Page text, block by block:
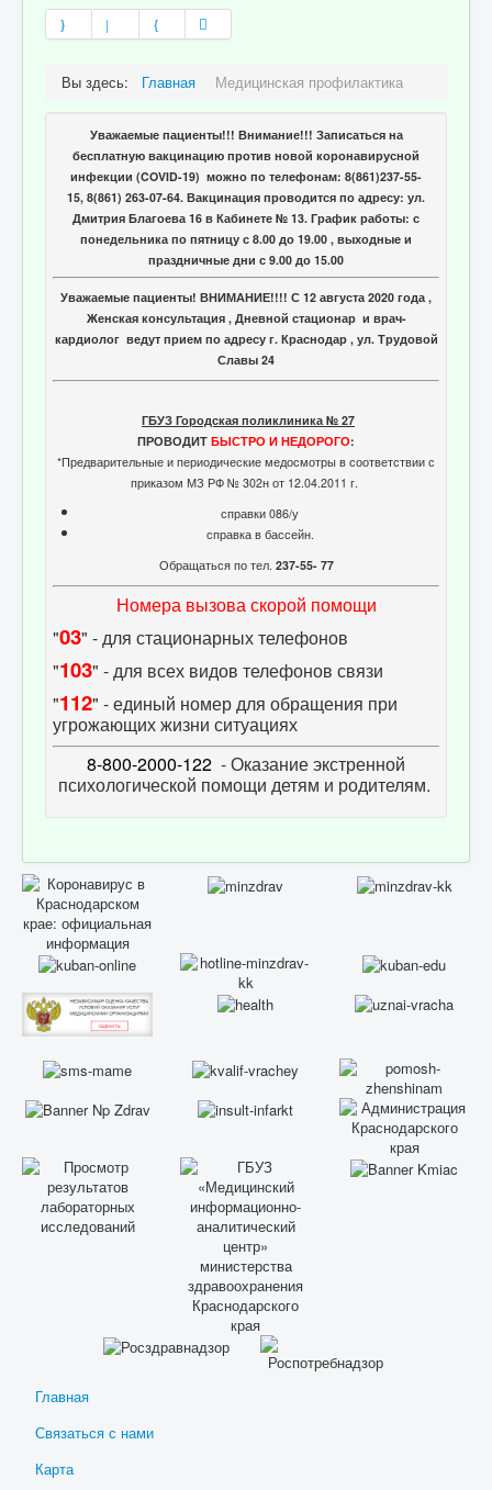
Вы здесь: Главная Медицинская профилактика
Уважаемые пациенты!!! Внимание!!! Записаться на
бесплатную вакцинацию против новой коронавирусной
инфекции (COVID-19) можно по телефонам: 8(861)237-55-
15, 8(861) 263-07-64. Вакцинация проводится по адресу: ул.
Дмитрия Благоева 16 в Кабинете № 13. График работы: с
понедельника по пятницу с 8.00 до 19.00 , выходные и
праздничные дни с 9.00 до 15.00
Уважаемые пациенты! ВНИМАНИЕ!!!! С 12 августа 2020 года ,
Женская консультация , Дневной стационар и врач-
кардиолог ведут прием по адресу г. Краснодар , ул. Трудовой
Славы 24
ГБУЗ Городская поликлиника № 27
ПРОВОДИТ БЫСТРО И НЕДОРОГО:
*Предварительные и периодические медосмотры в соответствии с
приказом МЗ РФ № 302н от 12.04.2011 г.
справки 086/у
справка в бассейн.
Обращаться по тел. 237-55- 77
Номера вызова скорой помощи
"03" - для стационарных телефонов
"103" - для всех видов телефонов связи
"112" - единый номер для обращения при
угрожающих жизни ситуациях
8-800-2000-122 - Оказание экстренной
психологической помощи детям и родителям.
Главная
Связаться с нами
Карта